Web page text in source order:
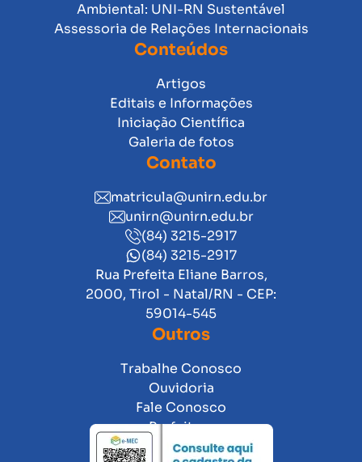
Ambiental: UNI-RN Sustentável
Assessoria de Relações Internacionais
Conteúdos
Artigos
Editais e Informações
Iniciação Científica
Galeria de fotos
Contato
matricula@unirn.edu.br
unirn@unirn.edu.br
(84) 3215-2917
(84) 3215-2917
Rua Prefeita Eliane Barros,
2000, Tirol - Natal/RN - CEP:
59014-545
Outros
Trabalhe Conosco
Ouvidoria
Fale Conosco
Prefeitura